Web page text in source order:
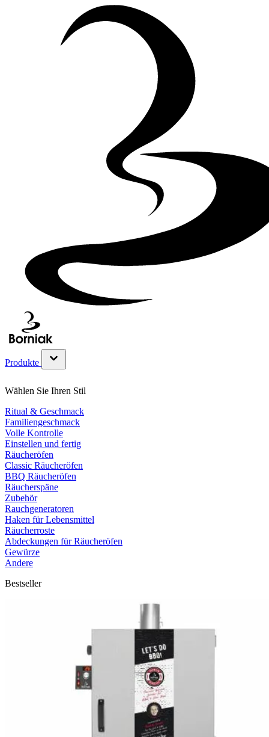
Produkte
Untermenü für Produkte Kategorie anzeigen
Wählen Sie Ihren Stil
Ritual & Geschmack
Familiengeschmack
Volle Kontrolle
Einstellen und fertig
Räucheröfen
Classic Räucheröfen
BBQ Räucheröfen
Räucherspäne
Zubehör
Rauchgeneratoren
Haken für Lebensmittel
Räucherroste
Abdeckungen für Räucheröfen
Gewürze
Andere
Bestseller